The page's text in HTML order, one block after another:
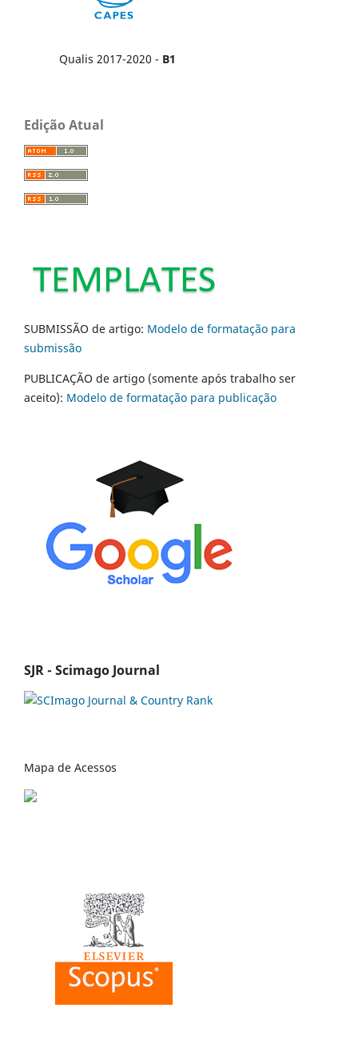
Qualis 2017-2020 - B1
Edição Atual
SUBMISSÃO de artigo: Modelo de formatação para
submissão
PUBLICAÇÃO de artigo (somente após trabalho ser
aceito): Modelo de formatação para publicação
SJR - Scimago Journal
Mapa de Acessos